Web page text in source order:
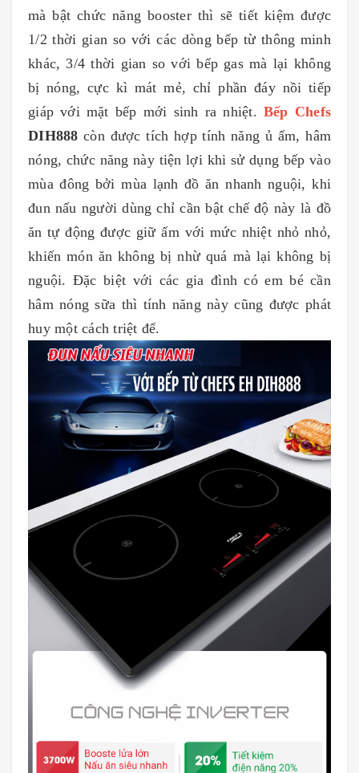
mà bật chức năng booster thì sẽ tiết kiệm được
1/2 thời gian so với các dòng bếp từ thông minh
khác, 3/4 thời gian so với bếp gas mà lại không
bị nóng, cực kì mát mẻ, chỉ phần đáy nồi tiếp
giáp với mặt bếp mới sinh ra nhiệt. Bếp Chefs
DIH888 còn được tích hợp tính năng ủ ấm, hâm
nóng, chức năng này tiện lợi khi sử dụng bếp vào
mùa đông bởi mùa lạnh đồ ăn nhanh nguội, khi
đun nấu người dùng chỉ cần bật chế độ này là đồ
ăn tự động được giữ ấm với mức nhiệt nhỏ nhỏ,
khiến món ăn không bị nhừ quá mà lại không bị
nguội. Đặc biệt với các gia đình có em bé cần
hâm nóng sữa thì tính năng này cũng được phát
huy một cách triệt để.